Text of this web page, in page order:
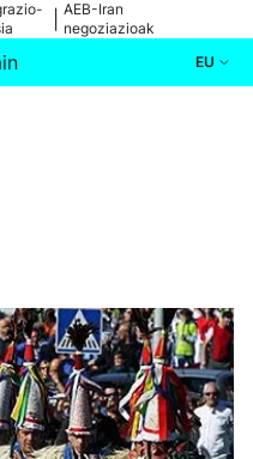
AEB-Iran
negoziazioak
EU